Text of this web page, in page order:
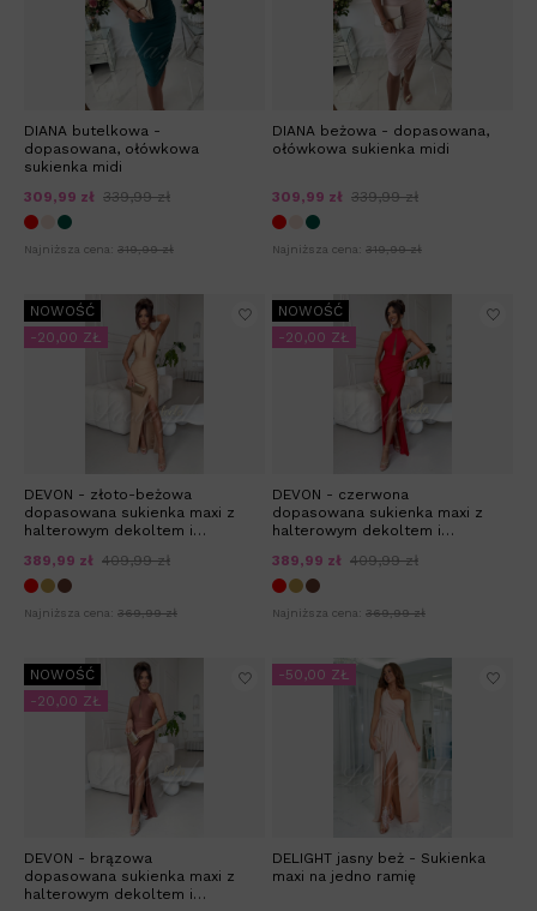
DIANA butelkowa -
dopasowana, ołówkowa
sukienka midi
309,99 zł 339,99 zł
Najniższa cena: 319,99 zł
DIANA beżowa - dopasowana,
ołówkowa sukienka midi
309,99 zł 339,99 zł
Najniższa cena: 319,99 zł
DEVON - złoto-beżowa
dopasowana sukienka maxi z
halterowym dekoltem i
389,99 zł 409,99 zł
Najniższa cena: 369,99 zł
NOWOŚĆ
-20,00 ZŁ
DEVON - czerwona
dopasowana sukienka maxi z
halterowym dekoltem i
389,99 zł 409,99 zł
Najniższa cena: 369,99 zł
NOWOŚĆ
-20,00 ZŁ
DEVON - brązowa
dopasowana sukienka maxi z
halterowym dekoltem i
NOWOŚĆ
-20,00 ZŁ
DELIGHT jasny beż - Sukienka
maxi na jedno ramię
-50,00 ZŁ